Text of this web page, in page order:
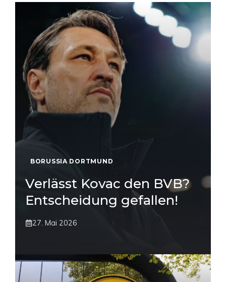
BORUSSIA DORTMUND
Verlässt Kovac den BVB?
Entscheidung gefallen!
27. Mai 2026